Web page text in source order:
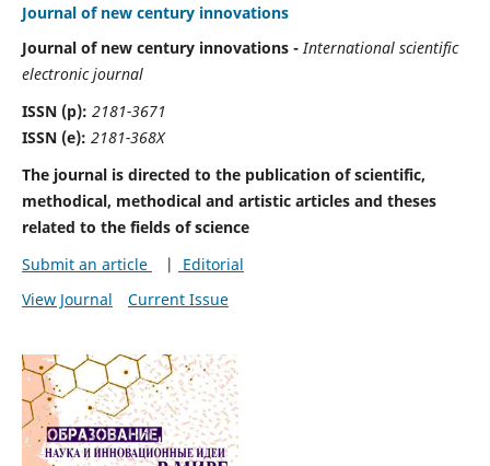
Journal of new century innovations
Journal of new century innovations -International scientific
electronic journal
ISSN (p): 2181-3671
ISSN (e): 2181-368X
The journal is directed to the publication of scientific,
methodical, methodical and artistic articles and theses
related to the fields of science
Submit an article
|
Editorial
View Journal
Current Issue